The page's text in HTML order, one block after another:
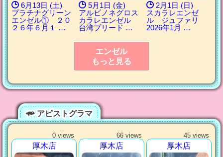
6月13日 (土)
プラチナグリーン
エンゼル① ２０
２６年６月１ …
5月1日 (金)
アルビノネグロス
カラレエンゼル
台湾ブリード …
2月1日 (日)
スカラレエンゼ
ル ジュファリ
2026年1月 …
エンゼル
もっと見る
アピストグラマ
0 views
厚木店
66 views
厚木店
45 views
厚木店